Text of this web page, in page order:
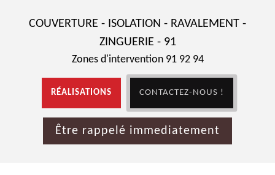
COUVERTURE - ISOLATION - RAVALEMENT -
ZINGUERIE - 91
Zones d'intervention 91 92 94
RÉALISATIONS CONTACTEZ-NOUS !
Être rappelé immediatement